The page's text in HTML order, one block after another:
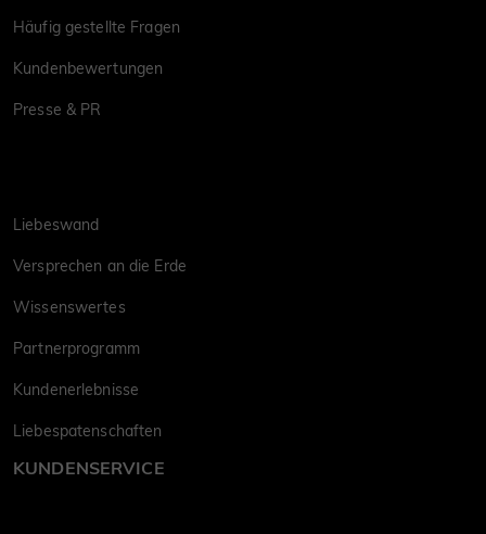
Häufig gestellte Fragen
Kundenbewertungen
Presse & PR
Liebeswand
Versprechen an die Erde
Wissenswertes
Partnerprogramm
Kundenerlebnisse
Liebespatenschaften
KUNDENSERVICE